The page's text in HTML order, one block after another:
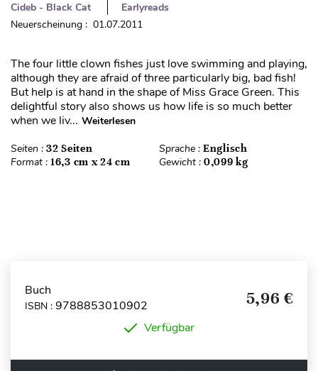
Cideb - Black Cat
Earlyreads
Neuerscheinung : 01.07.2011
The four little clown fishes just love swimming and playing,
although they are afraid of three particularly big, bad fish!
But help is at hand in the shape of Miss Grace Green. This
delightful story also shows us how life is so much better
when we liv... Weiterlesen
Seiten : 32 Seiten Sprache : Englisch
Format : 16,3 cm x 24 cm Gewicht : 0,099 kg
Buch
ISBN : 9788853010902 5,96 €
Verfügbar